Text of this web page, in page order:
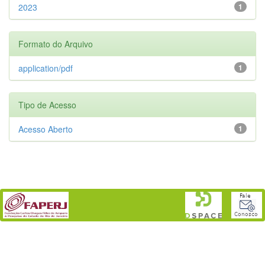
1
2023
Formato do Arquivo
1
application/pdf
Tipo de Acesso
1
Acesso Aberto